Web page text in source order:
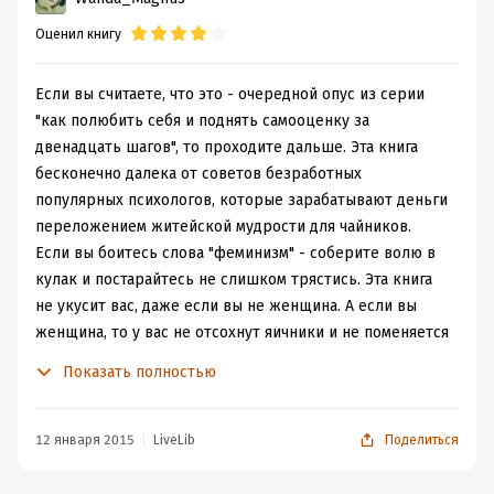
показателям. Якобы такие девушки не хотят взрослеть
и "перебираться в женское тело", хотят навеки
проблемы, и далеко не всегда можно с такой легкостью
определить, что когда-то послужило первоначальным
катализатором расстройства.
Несогласна была при чтении и со многим касательно
влияния внешних источников информации на наши
сексуальные предпочтения. Автор явно
преувеличивает такое влияние. Многое закладывается
еще в детстве, ближайшем окружении ребенка, а
человек не такое уж безвольное существо, чтобы
выбирать себе партнера, ориентируясь исключительно
статье. Все намного глубже и запутаннее.
перекладывает на общество: ему якобы выгодно такое
Оценил книгу
Если вы считаете, что это - очередной опус из серии
"как полюбить себя и поднять самооценку за
двенадцать шагов", то проходите дальше. Эта книга
бесконечно далека от советов безработных
популярных психологов, которые зарабатывают деньги
переложением житейской мудрости для чайников.
Если вы боитесь слова "феминизм" - соберите волю в
кулак и постарайтесь не слишком трястись. Эта книга
не укусит вас, даже если вы не женщина. А если вы
женщина, то у вас не отсохнут яичники и не поменяется
что современная Елена может обречь на падение
Показать полностью
12 января 2015 LiveLib Поделиться